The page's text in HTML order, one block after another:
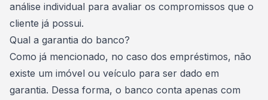
análise individual para avaliar os compromissos que o
cliente já possui.
Qual a garantia do banco?
Como já mencionado, no caso dos empréstimos, não
existe um imóvel ou veículo para ser dado em
garantia. Dessa forma, o banco conta apenas com